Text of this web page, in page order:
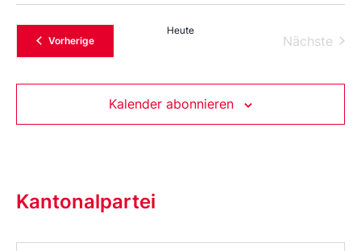
VorherigeVeranstaltungen
Heute
Nächste
Kalender abonnieren
Kantonalpartei